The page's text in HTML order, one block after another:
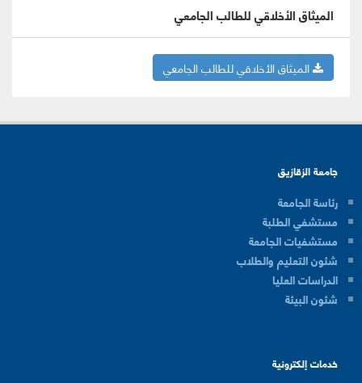
الميثاق الأخلاقي للطالب الجامعي
الميثاق الأخلاقي للطالب الجامعي
جامعة الزقازيق
رئاسة الجامعة
مستشفي الطلبة
مستشفيات الجامعة
شئون التعليم والطلاب
الدراسات العليا
شئون البيئة
خدمات إلكترونية